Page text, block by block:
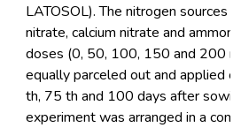
LATOSOL). The nitrogen sources
nitrate, calcium nitrate and
doses (0, 50, 100, 150 and 200
equally parceled out and applied
th, 75 th and 100 days after
experiment was arranged in a